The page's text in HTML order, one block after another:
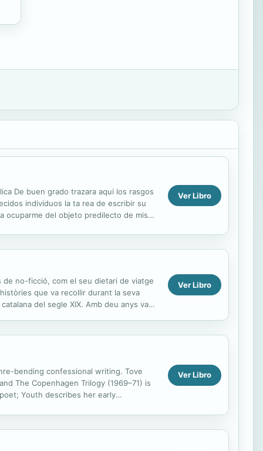
De buen grado trazara aqui los rasgos
individuos la ta rea de escribir su
ocuparme del objeto predilecto de mis
Ver Libro
no-ficció, com el seu dietari de viatge
que va recollir durant la seva
del segle XIX. Amb deu anys va
Ver Libro
bending confessional writing. Tove
The Copenhagen Trilogy (1969–71) is
Youth describes her early
Ver Libro